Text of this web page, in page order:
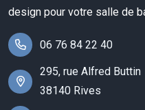
design pour votre salle de
06 76 84 22 40
295, rue Alfred Buttin
38140 Rives